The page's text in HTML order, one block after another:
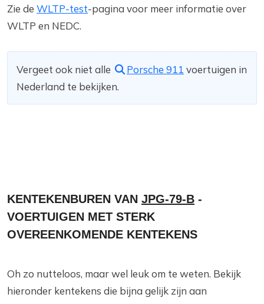
Zie de WLTP-test-pagina voor meer informatie over
WLTP en NEDC.
Vergeet ook niet alle Porsche 911 voertuigen in
Nederland te bekijken.
KENTEKENBUREN VAN JPG-79-B -
VOERTUIGEN MET STERK
OVEREENKOMENDE KENTEKENS
Oh zo nutteloos, maar wel leuk om te weten. Bekijk
hieronder kentekens die bijna gelijk zijn aan